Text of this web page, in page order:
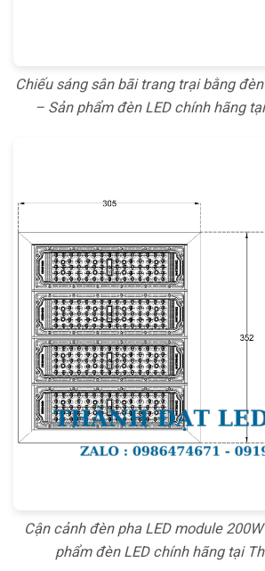
Chiếu sáng sân bãi trang trại bằng
– Sản phẩm đèn LED chính hãng
Cận cảnh đèn pha LED module
phẩm đèn LED chính hãng tại